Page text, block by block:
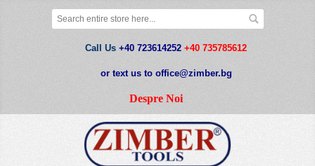
Call Us +40 723614252 +40 735785612
or text us to office@zimber.bg
Despre Noi